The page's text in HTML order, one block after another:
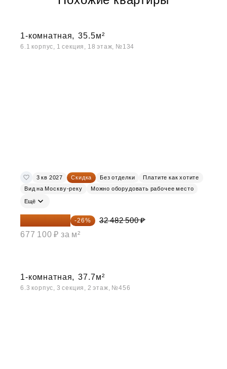
1-комнатная, 35.5м²
6.1 корпус, 1 секция, 18 этаж, №134
3 кв 2027 Скидка Без отделки
Платите как хотите
Вид на Москву-реку
Можно оборудовать рабочее место
Ещё
24 037 050 ₽ -26%
32 482 500 ₽
677 100 ₽ за м²
1-комнатная, 37.7м²
6.3 корпус, 3 секция, 2 этаж, №456